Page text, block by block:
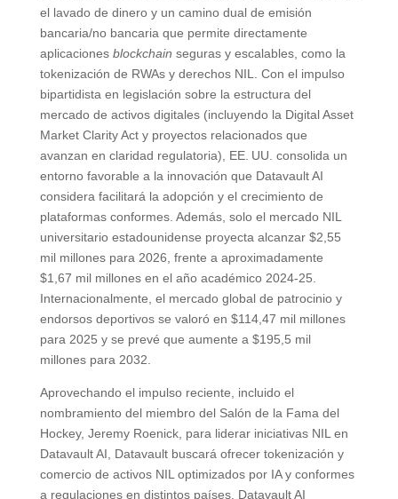
el lavado de dinero y un camino dual de emisión
bancaria/no bancaria que permite directamente
aplicaciones blockchain seguras y escalables, como la
tokenización de RWAs y derechos NIL. Con el impulso
bipartidista en legislación sobre la estructura del
mercado de activos digitales (incluyendo la Digital Asset
Market Clarity Act y proyectos relacionados que
avanzan en claridad regulatoria), EE. UU. consolida un
entorno favorable a la innovación que Datavault AI
considera facilitará la adopción y el crecimiento de
plataformas conformes. Además, solo el mercado NIL
universitario estadounidense proyecta alcanzar $2,55
mil millones para 2026, frente a aproximadamente
$1,67 mil millones en el año académico 2024-25.
Internacionalmente, el mercado global de patrocinio y
endorsos deportivos se valoró en $114,47 mil millones
para 2025 y se prevé que aumente a $195,5 mil
millones para 2032.
Aprovechando el impulso reciente, incluido el
nombramiento del miembro del Salón de la Fama del
Hockey, Jeremy Roenick, para liderar iniciativas NIL en
Datavault AI, Datavault buscará ofrecer tokenización y
comercio de activos NIL optimizados por IA y conformes
a regulaciones en distintos países. Datavault AI